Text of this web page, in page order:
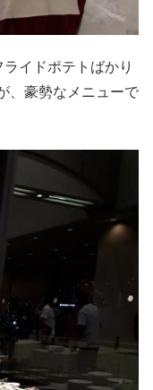
イドポテトばかり
、豪勢なメニューで